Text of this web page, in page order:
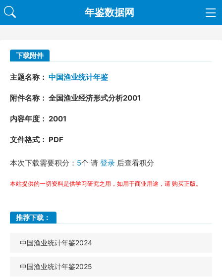
年鉴数据网
下载附件
主题名称： 中国渔业统计年鉴
附件名称： 全国渔业经济形式分析2001
内容年度： 2001
文件格式： PDF
本次下载需要积分： 5个 请 登录 后查看积分
本站提供的一切资料是供学习研究之用，如用于商业用途，请 购买正版。
推荐下载：
中国渔业统计年鉴2024
中国渔业统计年鉴2025